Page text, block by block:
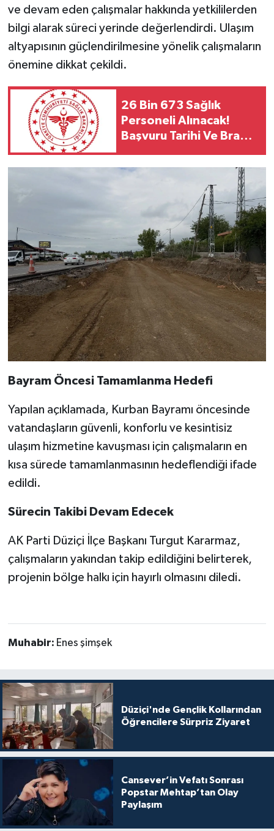
ve devam eden çalışmalar hakkında yetkililerden
bilgi alarak süreci yerinde değerlendirdi. Ulaşım
altyapısının güçlendirilmesine yönelik çalışmaların
önemine dikkat çekildi.
26 Bin 673 Sağlık
Personeli Alınacak!
Başvuru Tarihi Ve Branş
Bayram Öncesi Tamamlanma Hedefi
Yapılan açıklamada, Kurban Bayramı öncesinde
vatandaşların güvenli, konforlu ve kesintisiz
ulaşım hizmetine kavuşması için çalışmaların en
kısa sürede tamamlanmasının hedeflendiği ifade
edildi.
Sürecin Takibi Devam Edecek
AK Parti Düziçi İlçe Başkanı Turgut Kararmaz,
çalışmaların yakından takip edildiğini belirterek,
projenin bölge halkı için hayırlı olmasını diledi.
Muhabir: Enes şimşek
Düziçi'nde Gençlik Kollarından
Öğrencilere Sürpriz Ziyaret
Cansever’in Vefatı Sonrası
Popstar Mehtap’tan Olay
Paylaşım